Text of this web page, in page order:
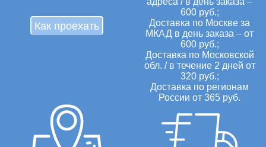
Как проехать
600 руб.;
Доставка по Москве за
МКАД в день заказа – от
600 руб.;
Доставка по Московской
обл. / в течение 2 дней от
320 руб.;
Доставка по регионам
России от 365 руб.